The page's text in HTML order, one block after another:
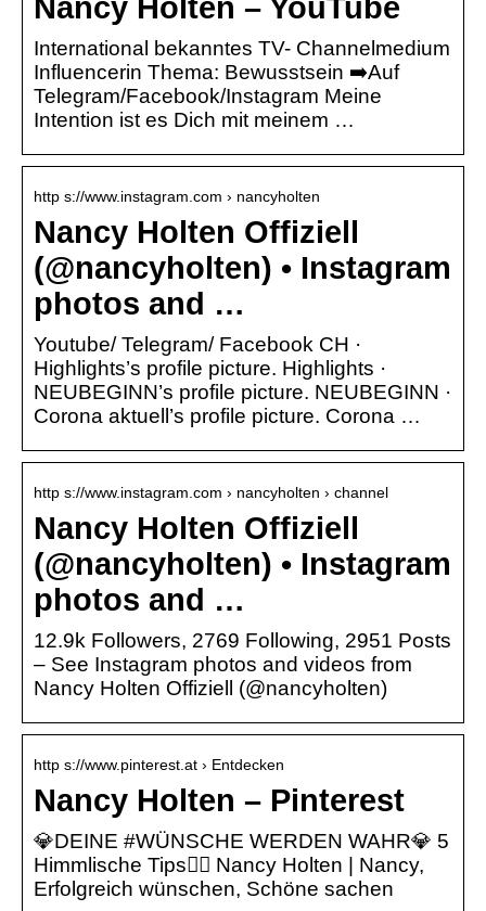
Nancy Holten – YouTube
International bekanntes TV- Channelmedium
Influencerin Thema: Bewusstsein ➡️Auf
Telegram/Facebook/Instagram Meine
Intention ist es Dich mit meinem …
http s://www.instagram.com › nancyholten
Nancy Holten Offiziell
(@nancyholten) • Instagram
photos and …
Youtube/ Telegram/ Facebook CH ·
Highlights’s profile picture. Highlights ·
NEUBEGINN’s profile picture. NEUBEGINN ·
Corona aktuell’s profile picture. Corona …
http s://www.instagram.com › nancyholten › channel
Nancy Holten Offiziell
(@nancyholten) • Instagram
photos and …
12.9k Followers, 2769 Following, 2951 Posts
– See Instagram photos and videos from
Nancy Holten Offiziell (@nancyholten)
http s://www.pinterest.at › Entdecken
Nancy Holten – Pinterest
💎DEINE #WÜNSCHE WERDEN WAHR💎 5
Himmlische Tips🧚‍♀️ Nancy Holten | Nancy,
Erfolgreich wünschen, Schöne sachen